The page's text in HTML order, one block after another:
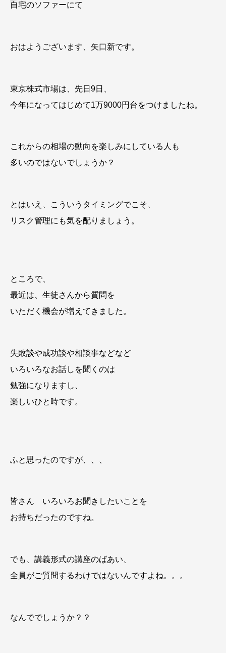
自宅のソファーにて
おはようございます、矢口新です。
東京株式市場は、先日9日、
今年になってはじめて1万9000円台をつけましたね。
これからの相場の動向を楽しみにしている人も
多いのではないでしょうか？
とはいえ、こういうタイミングでこそ、
リスク管理にも気を配りましょう。
ところで、
最近は、生徒さんから質問を
いただく機会が増えてきました。
失敗談や成功談や相談事などなど
いろいろなお話しを聞くのは
勉強になりますし、
楽しいひと時です。
ふと思ったのですが、、、
皆さん いろいろお聞きしたいことを
お持ちだったのですね。
でも、講義形式の講座のばあい、
全員がご質問するわけではないんですよね。。。
なんででしょうか？？